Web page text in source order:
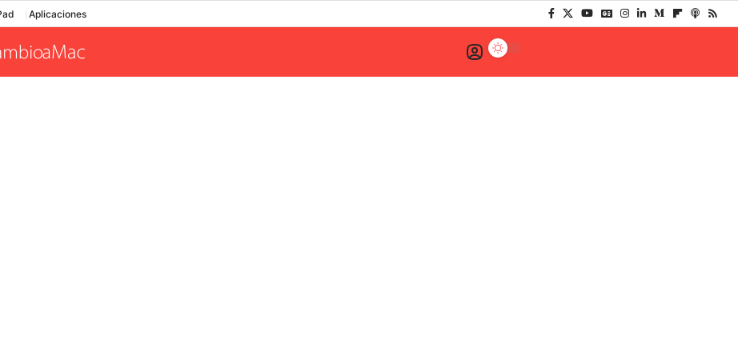
Aplicaciones